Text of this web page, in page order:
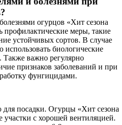
огурцов «Хит сезона
профилактические меры, такие
устойчивых сортов. В случае
биологические
важно регулярно
признаков заболеваний и при
фунгицидами.
посадки. Огурцы «Хит сезона
с хорошей вентиляцией.